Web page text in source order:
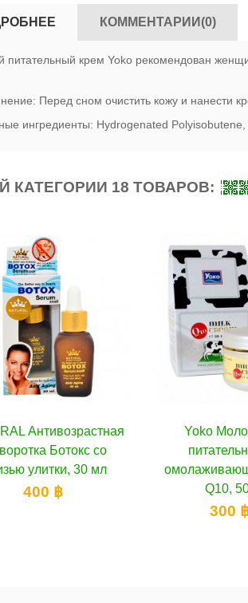
КОММЕНТАРИИ(0)
питательный крем Yoko рекомендован
Перед сном очистить кожу и нанести
ингредиенты: Hydrogenated
КАТЕГОРИИ 18 ТОВАРОВ:
В корзину
Yoko Молочный
питательный и
омолаживающий крем
Q10, 50 г
Yoko
крем